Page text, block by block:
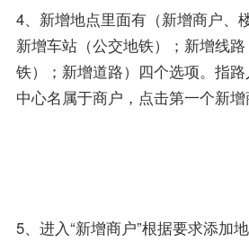
4、新增地点里面有（新增商户、
新增车站（公交地铁）；新增线
铁）；新增道路）四个选项。指
中心名属于商户，点击第一个新增
5、进入“新增商户”根据要求添加